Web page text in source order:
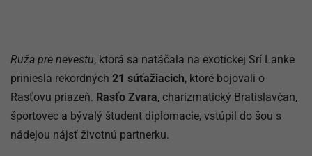
Ruža pre nevestu, ktorá sa natáčala na exotickej Srí Lanke
priniesla rekordných 21 súťažiacich, ktoré bojovali o
Rasťovu priazeň. Rasťo Zvara, charizmatický Bratislavčan,
športovec a bývalý študent diplomacie, vstúpil do šou s
nádejou nájsť životnú partnerku.